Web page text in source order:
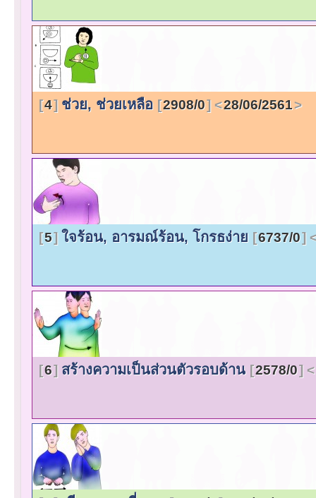
4 ช่วย, ช่วยเหลือ 2908/0 28/06/2561
5 ใจร้อน, อารมณ์ร้อน, โกรธง่าย 6737/0
6 สร้างความเป็นส่วนตัวรอบด้าน 2578/0